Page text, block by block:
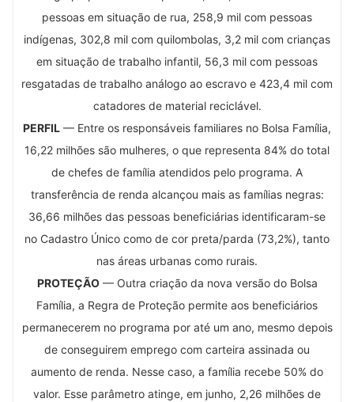
pessoas em situação de rua, 258,9 mil com pessoas
indígenas, 302,8 mil com quilombolas, 3,2 mil com crianças
em situação de trabalho infantil, 56,3 mil com pessoas
resgatadas de trabalho análogo ao escravo e 423,4 mil com
catadores de material reciclável.
PERFIL — Entre os responsáveis familiares no Bolsa Família,
16,22 milhões são mulheres, o que representa 84% do total
de chefes de família atendidos pelo programa. A
transferência de renda alcançou mais as famílias negras:
36,66 milhões das pessoas beneficiárias identificaram-se
no Cadastro Único como de cor preta/parda (73,2%), tanto
nas áreas urbanas como rurais.
PROTEÇÃO— Outra criação da nova versão do Bolsa
Família, a Regra de Proteção permite aos beneficiários
permanecerem no programa por até um ano, mesmo depois
de conseguirem emprego com carteira assinada ou
aumento de renda. Nesse caso, a família recebe 50% do
valor. Esse parâmetro atinge, em junho, 2,26 milhões de